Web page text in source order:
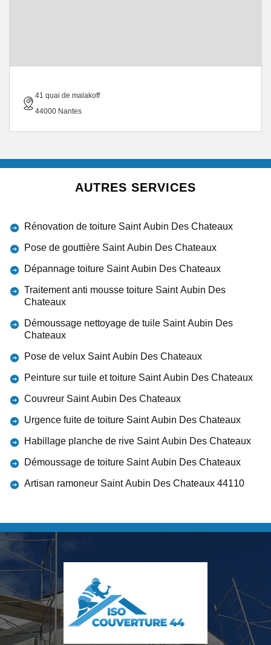
41 quai de malakoff
44000 Nantes
AUTRES SERVICES
Rénovation de toiture Saint Aubin Des Chateaux
Pose de gouttière Saint Aubin Des Chateaux
Dépannage toiture Saint Aubin Des Chateaux
Traitement anti mousse toiture Saint Aubin Des
Chateaux
Démoussage nettoyage de tuile Saint Aubin Des
Chateaux
Pose de velux Saint Aubin Des Chateaux
Peinture sur tuile et toiture Saint Aubin Des Chateaux
Couvreur Saint Aubin Des Chateaux
Urgence fuite de toiture Saint Aubin Des Chateaux
Habillage planche de rive Saint Aubin Des Chateaux
Démoussage de toiture Saint Aubin Des Chateaux
Artisan ramoneur Saint Aubin Des Chateaux 44110